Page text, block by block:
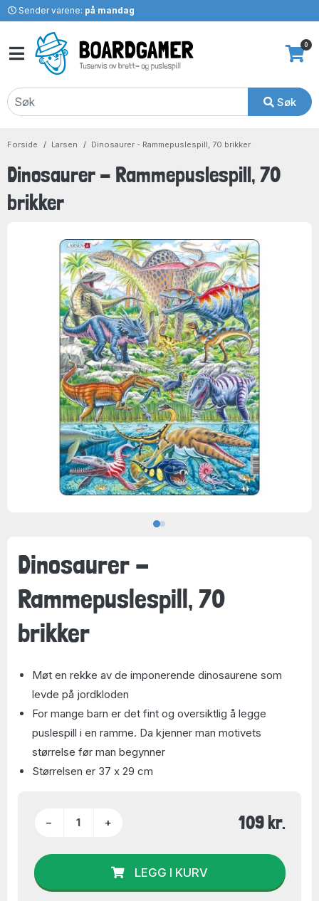
Sender varene: på mandag
Søk
0
Forside Larsen Dinosaurer - Rammepuslespill, 70 brikker
Dinosaurer - Rammepuslespill, 70
brikker
Dinosaurer -
Rammepuslespill, 70
brikker
Møt en rekke av de imponerende dinosaurene som
levde på jordkloden
For mange barn er det fint og oversiktlig å legge
puslespill i en ramme. Da kjenner man motivets
størrelse før man begynner
Størrelsen er 37 x 29 cm
− + 109 kr.
LEGG I KURV